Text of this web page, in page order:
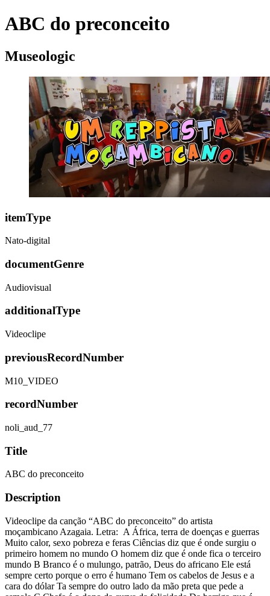
ABC do preconceito
Museologic
itemType
Nato-digital
documentGenre
Audiovisual
additionalType
Videoclipe
previousRecordNumber
M10_VIDEO
recordNumber
noli_aud_77
Title
ABC do preconceito
Description
Videoclipe da canção “ABC do preconceito” do artista
moçambicano Azagaia. Letra: A África, terra de doenças e guerras
Muito calor, sexo pobreza e feras Ciências diz que é onde surgiu o
primeiro homem no mundo O homem diz que é onde fica o terceiro
mundo B Branco é o mulungo, patrão, Deus do africano Ele está
sempre certo porque o erro é humano Tem os cabelos de Jesus e a
cara do dólar Ta sempre do outro lado da mão preta que pede a